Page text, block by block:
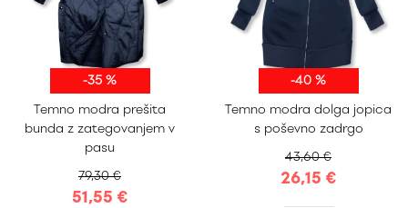
-35 %
Temno modra prešita
bunda z zategovanjem v
pasu
79,30 €
51,55 €
S M L
XL
XXL
-40 %
Temno modra dolga jopica
s poševno zadrgo
43,60 €
26,15 €
S M L
XL